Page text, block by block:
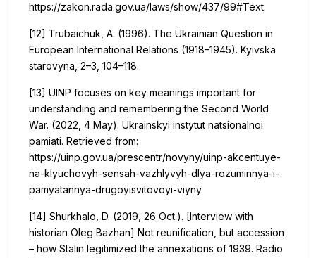
https://zakon.rada.gov.ua/laws/show/437/99#Text.
[12] Trubaichuk, А. (1996). The Ukrainian Question in
European International Relations (1918–1945). Kyivska
starovyna, 2–3, 104–118.
[13] UINP focuses on key meanings important for
understanding and remembering the Second World
War. (2022, 4 May). Ukrainskyi instytut natsionalnoi
pamiati. Retrieved from:
https://uinp.gov.ua/prescentr/novyny/uinp-akcentuye-
na-klyuchovyh-sensah-vazhlyvyh-dlya-rozuminnya-i-
pamyatannya-drugoyisvitovoyi-viyny.
[14] Shurkhalo, D. (2019, 26 Oct.). [Interview with
historian Oleg Bazhan] Not reunification, but accession
– how Stalin legitimized the annexations of 1939. Radio